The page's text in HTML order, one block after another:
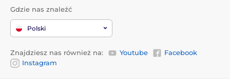
Gdzie nas znaleźć
Polski
Znajdziesz nas również na: Youtube
Facebook
Instagram